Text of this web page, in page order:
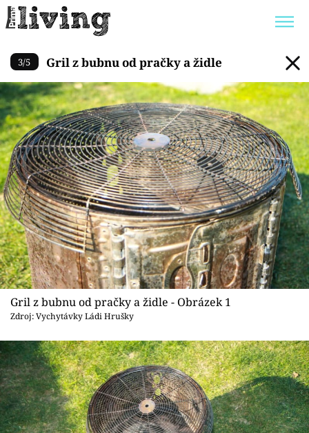
Trendy: JAK UŠETŘIT
POKOJOVÉ KVĚTINY
BYDLENÍ SLAVNÝCH
ZAHRADA
Témata
Bydlení
Zahrada
Design
Sledujte prima+
Přihlášení
Sledujte nás
Gril z bubnu od pračky a
3/5 Gril z bubnu od pračky a židle
Gril z bubnu od pračky a židle - Obrázek 1
Zdroj: Vychytávky Ládi Hrušky